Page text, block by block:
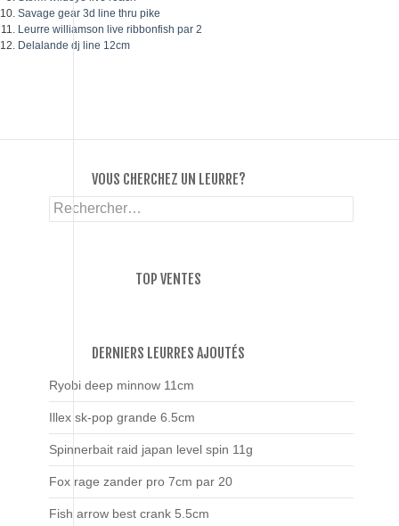
Savage gear 3d line thru pike
Leurre williamson live ribbonfish par 2
Delalande dj line 12cm
VOUS CHERCHEZ UN LEURRE?
Rechercher :
TOP VENTES
DERNIERS LEURRES AJOUTÉS
Ryobi deep minnow 11cm
Illex sk-pop grande 6.5cm
Spinnerbait raid japan level spin 11g
Fox rage zander pro 7cm par 20
Fish arrow best crank 5.5cm